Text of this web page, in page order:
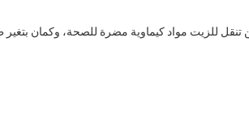
للزيت مواد كيماوية مضرة للصحة، وكمان بتغير